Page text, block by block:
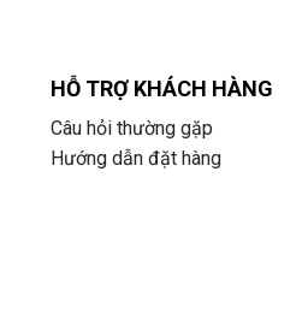
HỖ TRỢ KHÁCH HÀNG
Câu hỏi thường gặp
Hướng dẫn đặt hàng